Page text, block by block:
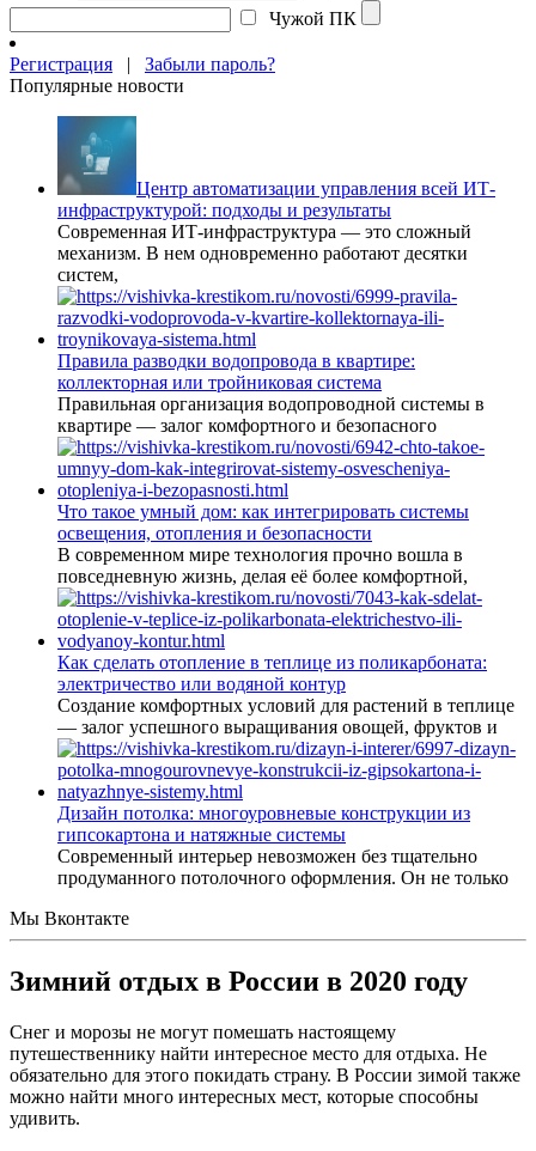
Чужой ПК
Регистрация | Забыли пароль?
Популярные новости
Центр автоматизации управления всей ИТ-
инфраструктурой: подходы и результаты
Современная ИТ-инфраструктура — это сложный
механизм. В нем одновременно работают десятки
систем,
Правила разводки водопровода в квартире:
коллекторная или тройниковая система
Правильная организация водопроводной системы в
квартире — залог комфортного и безопасного
Что такое умный дом: как интегрировать системы
освещения, отопления и безопасности
В современном мире технология прочно вошла в
повседневную жизнь, делая её более комфортной,
Как сделать отопление в теплице из поликарбоната:
электричество или водяной контур
Создание комфортных условий для растений в теплице
— залог успешного выращивания овощей, фруктов и
Дизайн потолка: многоуровневые конструкции из
гипсокартона и натяжные системы
Современный интерьер невозможен без тщательно
продуманного потолочного оформления. Он не только
Мы Вконтакте
Зимний отдых в России в 2020 году
Снег и морозы не могут помешать настоящему
путешественнику найти интересное место для отдыха. Не
обязательно для этого покидать страну. В России зимой также
можно найти много интересных мест, которые способны
удивить.